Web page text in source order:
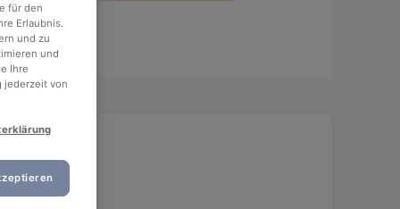
für den
Erlaubnis.
und zu
und
Ihre
jederzeit von